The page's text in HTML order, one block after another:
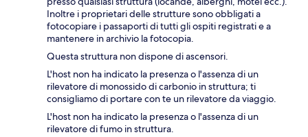
Inoltre i proprietari delle strutture sono obbligati a
fotocopiare i passaporti di tutti gli ospiti registrati e a
mantenere in archivio la fotocopia.
Questa struttura non dispone di ascensori.
L'host non ha indicato la presenza o l'assenza di un
rilevatore di monossido di carbonio in struttura; ti
consigliamo di portare con te un rilevatore da viaggio.
L'host non ha indicato la presenza o l'assenza di un
rilevatore di fumo in struttura.